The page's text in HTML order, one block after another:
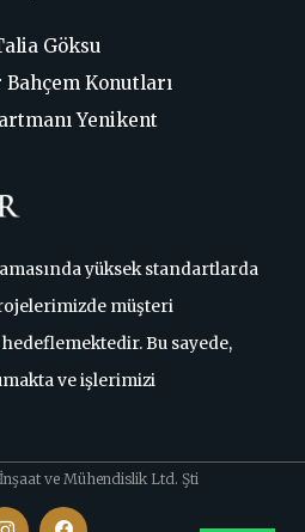
Göksu
Bahçem Konutları
Yenikent
yüksek standartlarda
müşteri
Bu sayede,
ve işlerimizi
ve Mühendislik Ltd. Şti